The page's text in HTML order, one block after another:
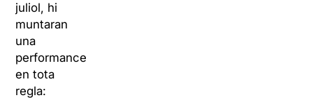
juliol, hi
muntaran
una
performance
en tota
regla: